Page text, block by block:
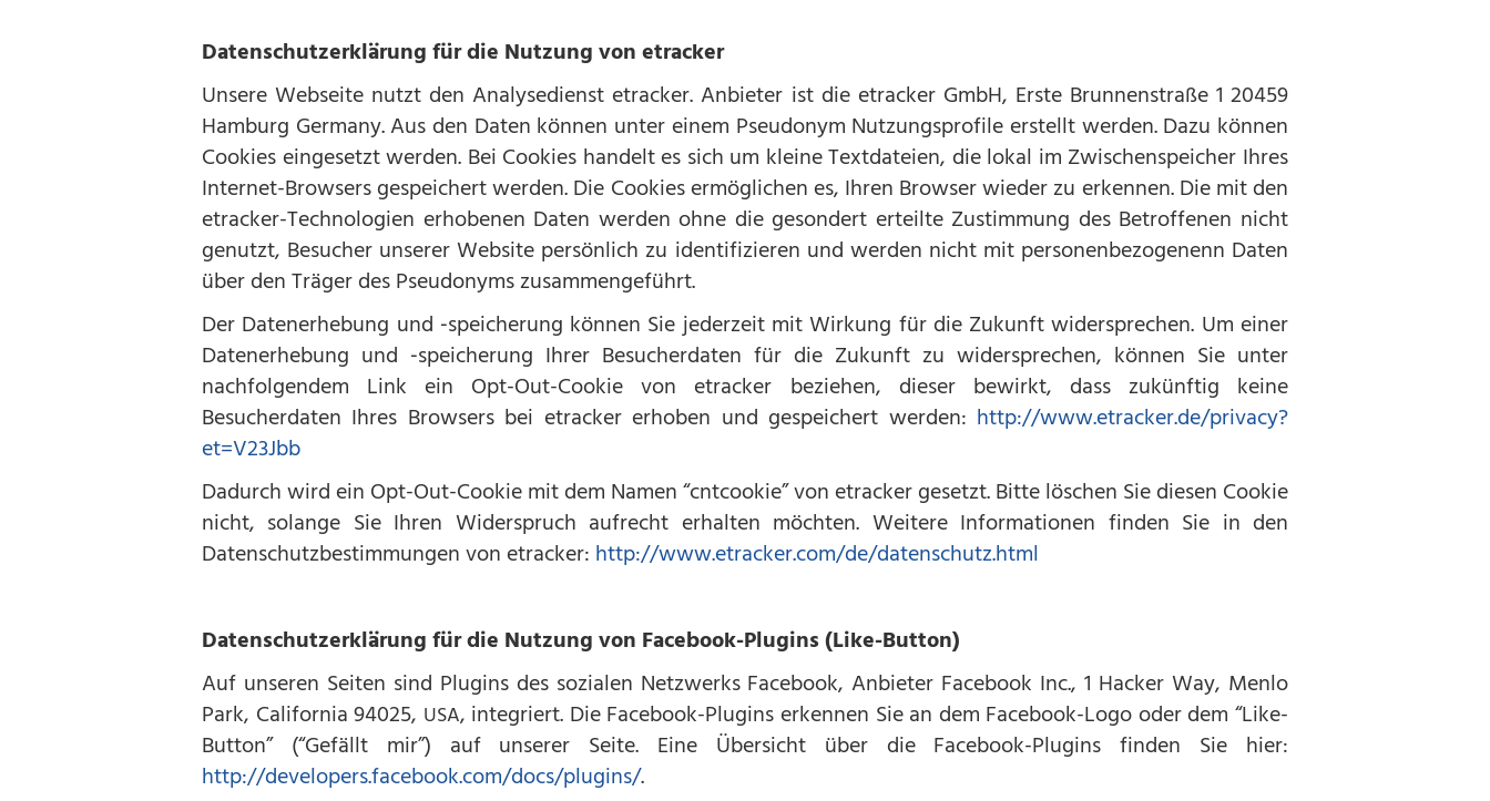
Datenschutzerklärung für die Nutzung von etracker
Unsere Webseite nutzt den Analysedienst etracker. Anbieter ist die etracker GmbH, Erste Brunnenstraße 1 20459
Hamburg Germany. Aus den Daten können unter einem Pseudonym Nutzungsprofile erstellt werden. Dazu können
Cookies eingesetzt werden. Bei Cookies handelt es sich um kleine Textdateien, die lokal im Zwischenspeicher Ihres
Internet-Browsers gespeichert werden. Die Cookies ermöglichen es, Ihren Browser wieder zu erkennen. Die mit den
etracker-Technologien erhobenen Daten werden ohne die gesondert erteilte Zustimmung des Betroffenen nicht
genutzt, Besucher unserer Website persönlich zu identifizieren und werden nicht mit personenbezogenenn Daten
über den Träger des Pseudonyms zusammengeführt.
Der Datenerhebung und ‑speicherung können Sie jederzeit mit Wirkung für die Zukunft widersprechen. Um einer
Datenerhebung und ‑speicherung Ihrer Besucherdaten für die Zukunft zu widersprechen, können Sie unter
nachfolgendem Link ein Opt-Out-Cookie von etracker beziehen, dieser bewirkt, dass zukünftig keine
Besucherdaten Ihres Browsers bei etracker erhoben und gespeichert werden: http://www.etracker.de/privacy?
et=V23Jbb
Dadurch wird ein Opt-Out-Cookie mit dem Namen “cntcookie” von etracker gesetzt. Bitte löschen Sie diesen Cookie
nicht, solange Sie Ihren Widerspruch aufrecht erhalten möchten. Weitere Informationen finden Sie in den
Datenschutzbestimmungen von etracker: http://www.etracker.com/de/datenschutz.html
Datenschutzerklärung für die Nutzung von Facebook-Plugins (Like-Button)
Auf unseren Seiten sind Plugins des sozialen Netzwerks Facebook, Anbieter Facebook Inc., 1 Hacker Way, Menlo
Park, California 94025, USA, integriert. Die Facebook-Plugins erkennen Sie an dem Facebook-Logo oder dem “Like-
Button” (“Gefällt mir”) auf unserer Seite. Eine Übersicht über die Facebook-Plugins finden Sie hier:
http://developers.facebook.com/docs/plugins/.